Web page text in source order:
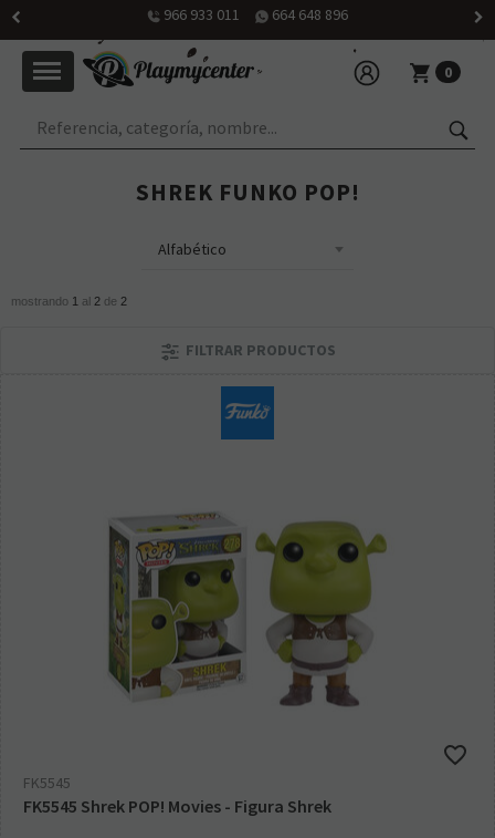
966 933 011 664 648 896
0
SHREK FUNKO POP!
mostrando 1 al 2 de 2
FILTRAR PRODUCTOS
FK5545
FK5545 Shrek POP! Movies - Figura Shrek